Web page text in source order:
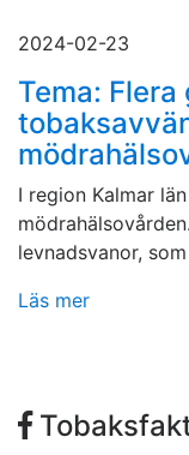
2024-02-23
Tema:
I region Kalmar
levnadsvanor,
Läs mer